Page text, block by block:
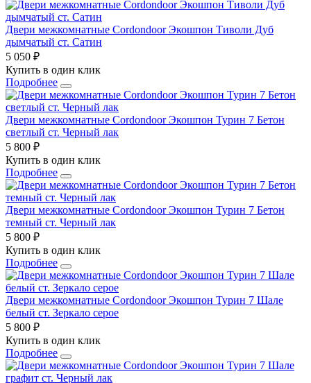
Двери межкомнатные Cordondoor Экошпон Тиволи Дуб
дымчатый ст. Сатин
5 050 ₽
Купить в один клик
Подробнее
Двери межкомнатные Cordondoor Экошпон Турин 7 Бетон
светлый ст. Черный лак
5 800 ₽
Купить в один клик
Подробнее
Двери межкомнатные Cordondoor Экошпон Турин 7 Бетон
темный ст. Черный лак
5 800 ₽
Купить в один клик
Подробнее
Двери межкомнатные Cordondoor Экошпон Турин 7 Шале
белый ст. Зеркало серое
5 800 ₽
Купить в один клик
Подробнее